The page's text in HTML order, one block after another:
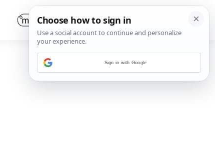
Sign in with Google